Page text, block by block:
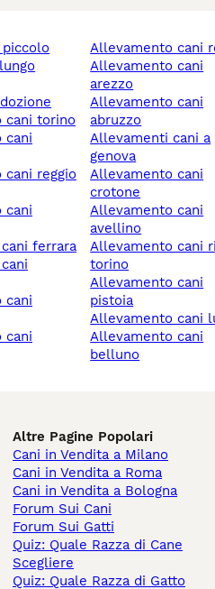
piccolo
cani torino
cani ferrara
allevamento cani
allevamento cani
arezzo
allevamento cani
abruzzo
allevamenti cani a
genova
allevamento cani
crotone
allevamento cani
avellino
allevamento cani rivoli
torino
allevamento cani
pistoia
allevamento cani
allevamento cani
belluno
Altre Pagine Popolari
Cani in Vendita a Milano
Cani in Vendita a Roma
Cani in Vendita a Bologna
Forum Sui Cani
Forum Sui Gatti
Quiz: Quale Razza di Cane
Scegliere
Quiz: Quale Razza di Gatto